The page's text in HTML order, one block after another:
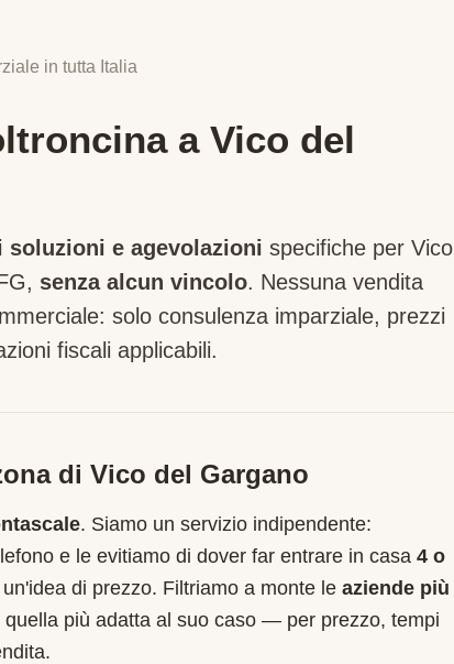
in tutta Italia
a Vico del
soluzioni e agevolazioni specifiche per Vico
, senza alcun vincolo. Nessuna vendita
solo consulenza imparziale, prezzi
fiscali applicabili.
di Vico del Gargano
. Siamo un servizio indipendente:
e le evitiamo di dover far entrare in casa 4 o
di prezzo. Filtriamo a monte le aziende più
quella più adatta al suo caso — per prezzo, tempi